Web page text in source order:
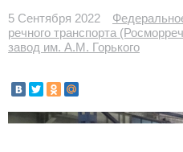
5 Сентября 2022
речного транспорта
завод им. А.М. Горького